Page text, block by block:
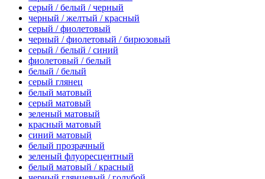
серый / белый / черный
черный / желтый / красный
серый / фиолетовый
черный / фиолетовый / бирюзовый
серый / белый / синий
фиолетовый / белый
белый / белый
серый глянец
белый матовый
серый матовый
зеленый матовый
красный матовый
синий матовый
белый прозрачный
зеленый флуоресцентный
белый матовый / красный